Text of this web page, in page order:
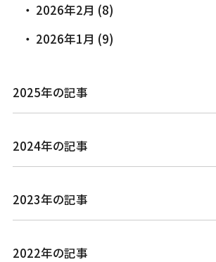
2026年2月 (8)
2026年1月 (9)
2025年の記事
2024年の記事
2023年の記事
2022年の記事